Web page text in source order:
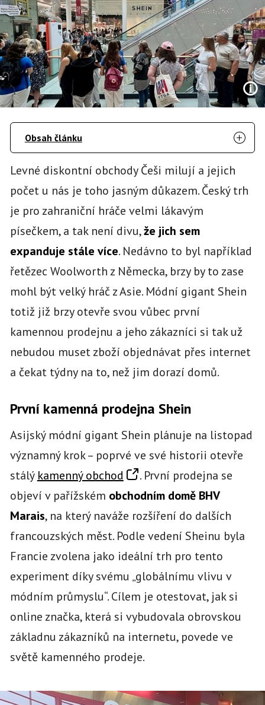
Obsah článku
Levné diskontní obchody Češi milují a jejich
počet u nás je toho jasným důkazem. Český trh
je pro zahraniční hráče velmi lákavým
písečkem, a tak není divu,že jich sem
expanduje stále více. Nedávno to byl například
řetězec Woolworth z Německa, brzy by to zase
mohl být velký hráč z Asie. Módní gigant Shein
totiž již brzy otevře svou vůbec první
kamennou prodejnu a jeho zákazníci si tak už
nebudou muset zboží objednávat přes internet
a čekat týdny na to, než jim dorazí domů.
První kamenná prodejna Shein
Asijský módní gigant Shein plánuje na listopad
významný krok – poprvé ve své historii otevře
stálý kamenný obchod
. První prodejna se
objeví v pařížském obchodním domě BHV
Marais, na který naváže rozšíření do dalších
francouzských měst. Podle vedení Sheinu byla
Francie zvolena jako ideální trh pro tento
experiment díky svému „globálnímu vlivu v
módním průmyslu“. Cílem je otestovat, jak si
online značka, která si vybudovala obrovskou
základnu zákazníků na internetu, povede ve
světě kamenného prodeje.